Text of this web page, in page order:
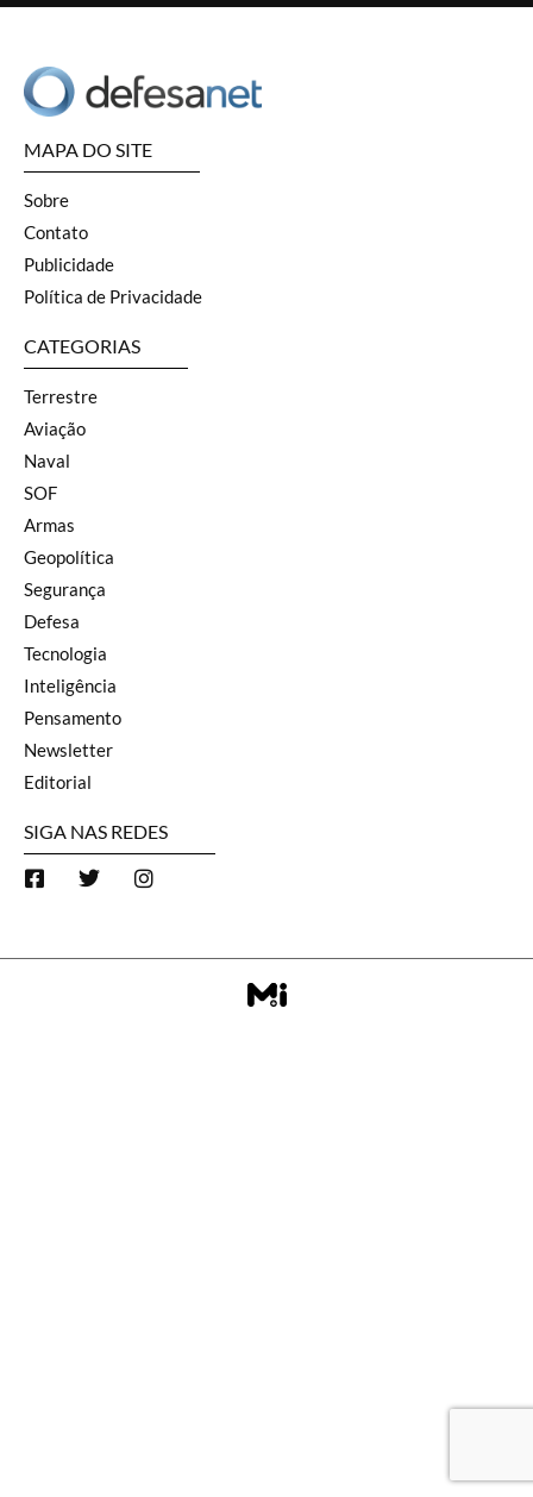
MAPA DO SITE
Sobre
Contato
Publicidade
Política de Privacidade
CATEGORIAS
Terrestre
Aviação
Naval
SOF
Armas
Geopolítica
Segurança
Defesa
Tecnologia
Inteligência
Pensamento
Newsletter
Editorial
SIGA NAS REDES